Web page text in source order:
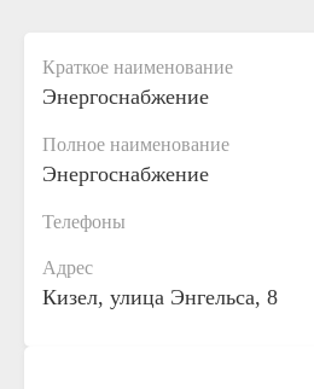
Краткое наименование
Энергоснабжение
Полное наименование
Энергоснабжение
Телефоны
Адрес
Кизел, улица Энгельса, 8